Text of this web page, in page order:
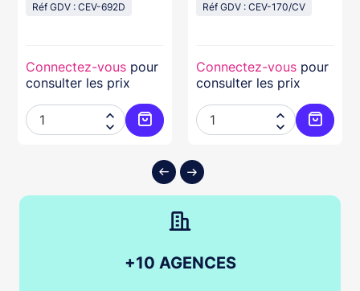
au panier
Réf GDV : CEV-692D
Connectez-vous pour
consulter les prix


Ajouter au panier
Réf GDV : CEV-170/CV
Connectez-vous pour
consulter les prix


+10 AGENCES